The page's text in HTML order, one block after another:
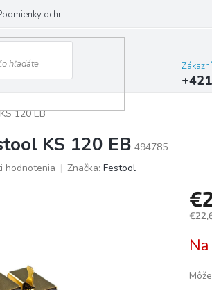
ochrany osobných údajov
120 EB
KS 120 EB 494785
hodnotenia Značka: Festool
cena: